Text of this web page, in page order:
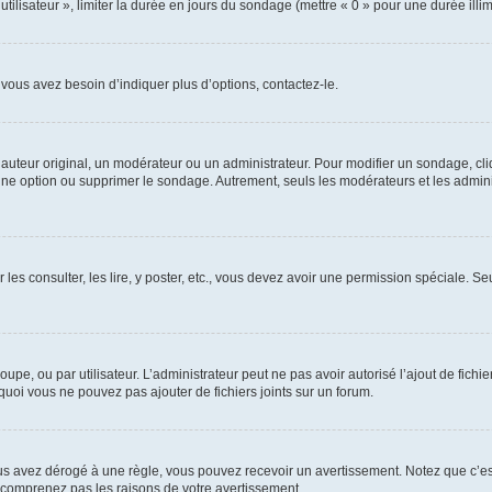
», limiter la durée en jours du sondage (mettre « 0 » pour une durée
avez besoin d’indiquer plus d’options, contactez-le.
original, un modérateur ou un administrateur. Pour modifier un sondage,
option ou supprimer le sondage. Autrement, seuls les modérateurs et les
consulter, les lire, y poster, etc., vous devez avoir une permission spéciale.
ou par utilisateur. L’administrateur peut ne pas avoir autorisé l’ajout de
vous ne pouvez pas ajouter de fichiers joints sur un forum.
dérogé à une règle, vous pouvez recevoir un avertissement. Notez que
pas les raisons de votre avertissement.